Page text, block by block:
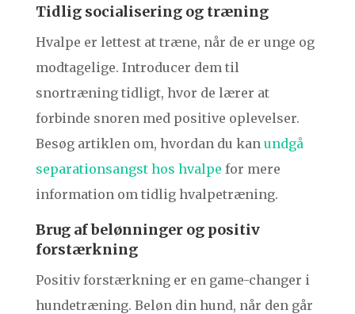
Tidlig socialisering og træning
Hvalpe er lettest at træne, når de er unge og
modtagelige. Introducer dem til
snortræning tidligt, hvor de lærer at
forbinde snoren med positive oplevelser.
Besøg artiklen om, hvordan du kan undgå
separationsangst hos hvalpe for mere
information om tidlig hvalpetræning.
Brug af belønninger og positiv
forstærkning
Positiv forstærkning er en game-changer i
hundetræning. Beløn din hund, når den går